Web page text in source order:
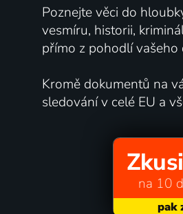
Poznejte věci do
vesmíru, historii,
přímo z pohodlí vašeho
Kromě dokumentů na
sledování v celé EU a
na 10